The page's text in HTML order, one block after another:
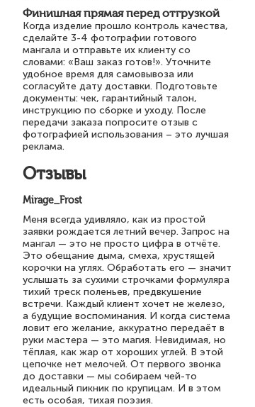
Финишная прямая перед отгрузкой
Когда изделие прошло контроль качества,
сделайте 3-4 фотографии готового
мангала и отправьте их клиенту со
словами: «Ваш заказ готов!». Уточните
удобное время для самовывоза или
согласуйте дату доставки. Подготовьте
документы: чек, гарантийный талон,
инструкцию по сборке и уходу. После
передачи заказа попросите отзыв с
фотографией использования – это лучшая
реклама.
Отзывы
Mirage_Frost
Меня всегда удивляло, как из простой
заявки рождается летний вечер. Запрос на
мангал — это не просто цифра в отчёте.
Это обещание дыма, смеха, хрустящей
корочки на углях. Обработать его — значит
услышать за сухими строчками формуляра
тихий треск поленьев, предвкушение
встречи. Каждый клиент хочет не железо,
а будущие воспоминания. И когда система
ловит его желание, аккуратно передаёт в
руки мастера — это магия. Невидимая, но
тёплая, как жар от хороших углей. В этой
цепочке нет мелочей. От первого звонка
до доставки — мы собираем чей-то
идеальный пикник по крупицам. И в этом
есть особая, тихая поэзия.